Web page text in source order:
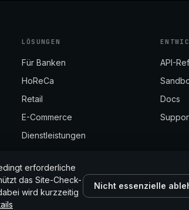
LÖSUNGEN
Für Banken
HoReCa
Retail
E-Commerce
Dienstleistungen
API-
Docs
© 2026 Finergy Tech S.R.L. · Sitz
erforderliche
das Site-Check-
wird kurzzeitig
Nicht essenzielle